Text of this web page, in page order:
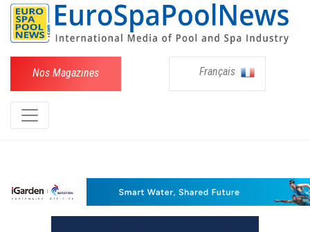
Nos Magazines Français